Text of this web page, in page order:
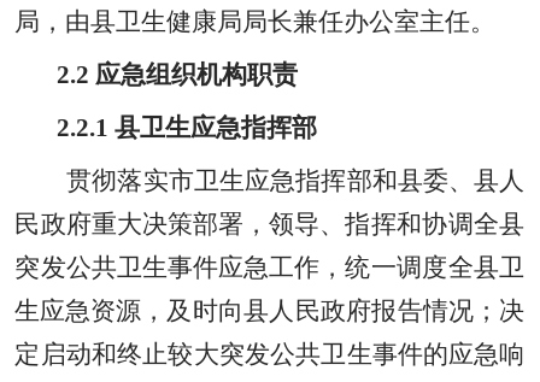
局 ， 由县卫生健康局局长兼任办公室主任。
2.2 应急组织机构职责
2.2.1县卫生应急指挥部
贯彻落实市卫生应急指挥部和县委、县人
民政府重大决策部署 ，领导、指挥和协调全县
突发公共卫生事件应急工作 ，统一调度全县卫
生应急资源 ， 及时向县人民政府报告情况；决
定启动和终止较大突发公共卫生事件的应急响